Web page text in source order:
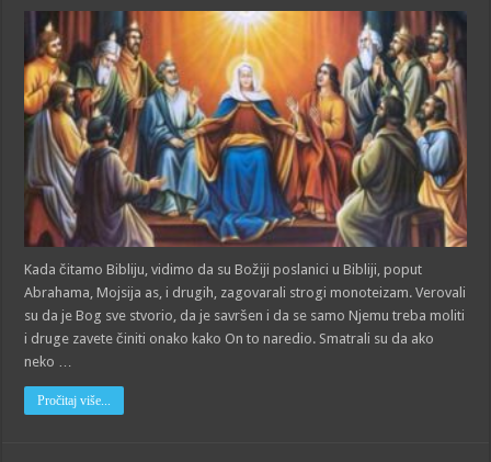
Kada čitamo Bibliju, vidimo da su Božiji poslanici u Bibliji, poput
Abrahama, Mojsija as, i drugih, zagovarali strogi monoteizam. Verovali
su da je Bog sve stvorio, da je savršen i da se samo Njemu treba moliti
i druge zavete činiti onako kako On to naredio. Smatrali su da ako
neko …
Pročitaj više...